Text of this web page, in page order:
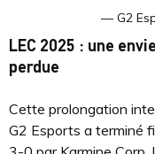
— G2
LEC 2025 : une
perdue
Cette prolongation
G2 Esports a terminé